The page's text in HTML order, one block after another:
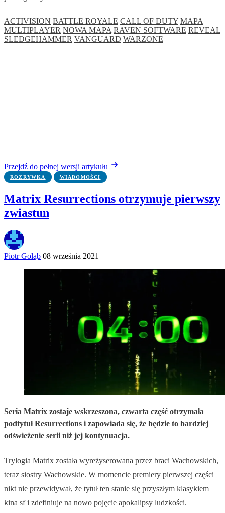
ACTIVISION BATTLE ROYALE CALL OF DUTY MAPA
MULTIPLAYER NOWA MAPA RAVEN SOFTWARE REVEAL
SLEDGEHAMMER VANGUARD WARZONE
Przejdź do pełnej wersji artykułu
ROZRYWKA WIADOMOŚCI
Matrix Resurrections otrzymuje pierwszy
zwiastun
Piotr Gołąb 08 września 2021
Seria Matrix zostaje wskrzeszona, czwarta część otrzymała
podtytuł Resurrections i zapowiada się, że będzie to bardziej
odświeżenie serii niż jej kontynuacja.
Trylogia Matrix została wyreżyserowana przez braci Wachowskich,
teraz siostry Wachowskie. W momencie premiery pierwszej części
nikt nie przewidywał, że tytuł ten stanie się przyszłym klasykiem
kina sf i zdefiniuje na nowo pojęcie apokalipsy ludzkości.